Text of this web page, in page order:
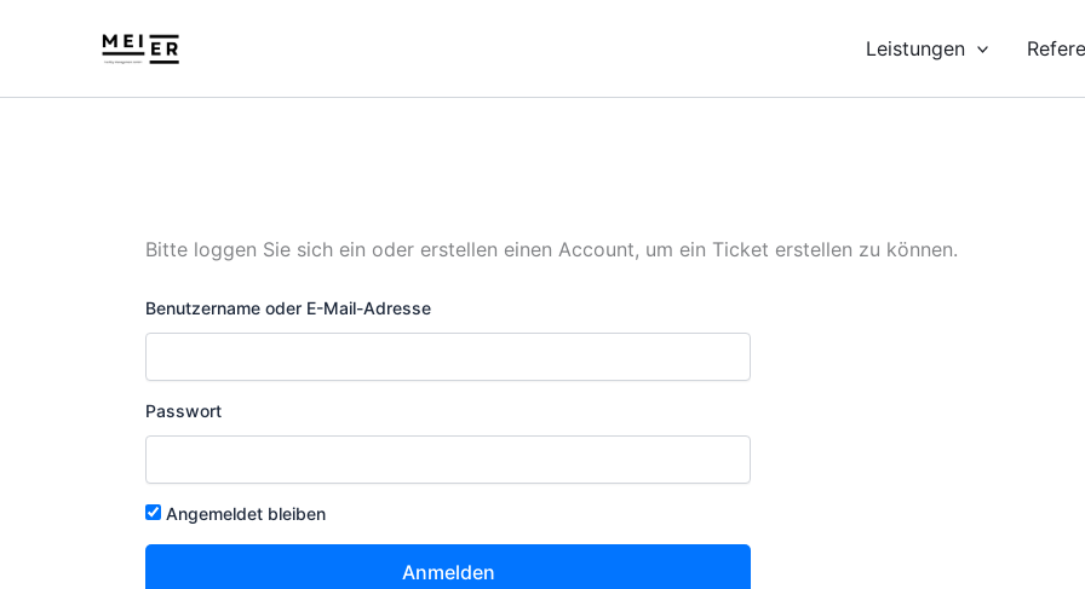
Leistungen
Bitte loggen Sie sich ein oder erstellen einen Account, um ein Ticket erstellen zu können.
Benutzername oder E-Mail-Adresse
Passwort
Angemeldet bleiben